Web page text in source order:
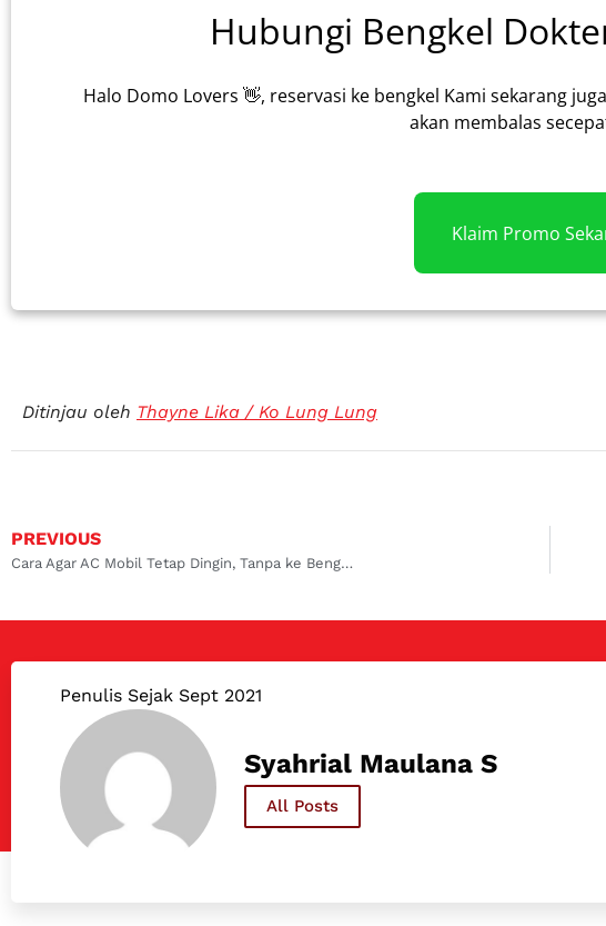
Hubungi Bengkel
Halo Domo Lovers 👋, reservasi ke bengkel Kami sekarang
akan membalas
Klaim Promo
Ditinjau oleh Thayne Lika / Ko Lung Lung
PREVIOUS
Cara Agar AC Mobil Tetap Dingin, Tanpa ke Bengkel
Penulis Sejak Sept 2021
Syahrial Maulana S
All Posts